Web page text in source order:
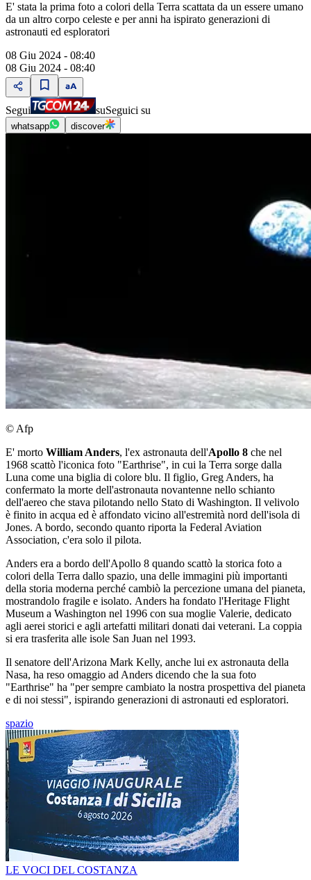
E' stata la prima foto a colori della Terra scattata da un essere umano
da un altro corpo celeste e per anni ha ispirato generazioni di
astronauti ed esploratori
08 Giu 2024 - 08:40
08 Giu 2024 - 08:40
Segui suSeguici su
whatsapp discover
© Afp
E' morto William Anders, l'ex astronauta dell'Apollo 8 che nel
1968 scattò l'iconica foto "Earthrise", in cui la Terra sorge dalla
Luna come una biglia di colore blu. Il figlio, Greg Anders, ha
confermato la morte dell'astronauta novantenne nello schianto
dell'aereo che stava pilotando nello Stato di Washington. Il velivolo
è finito in acqua ed è affondato vicino all'estremità nord dell'isola di
Jones. A bordo, secondo quanto riporta la Federal Aviation
Association, c'era solo il pilota.
Anders era a bordo dell'Apollo 8 quando scattò la storica foto a
colori della Terra dallo spazio, una delle immagini più importanti
della storia moderna perché cambiò la percezione umana del pianeta,
mostrandolo fragile e isolato. Anders ha fondato l'Heritage Flight
Museum a Washington nel 1996 con sua moglie Valerie, dedicato
agli aerei storici e agli artefatti militari donati dai veterani. La coppia
si era trasferita alle isole San Juan nel 1993.
Il senatore dell'Arizona Mark Kelly, anche lui ex astronauta della
Nasa, ha reso omaggio ad Anders dicendo che la sua foto
"Earthrise" ha "per sempre cambiato la nostra prospettiva del pianeta
e di noi stessi", ispirando generazioni di astronauti ed esploratori.
spazio
LE VOCI DEL COSTANZA